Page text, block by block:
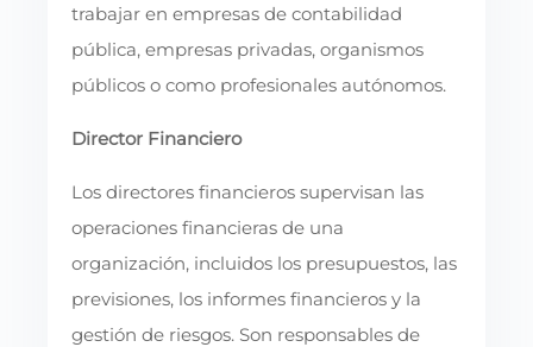
trabajar en empresas de contabilidad
pública, empresas privadas, organismos
públicos o como profesionales autónomos.
Director Financiero
Los directores financieros supervisan las
operaciones financieras de una
organización, incluidos los presupuestos, las
previsiones, los informes financieros y la
gestión de riesgos. Son responsables de